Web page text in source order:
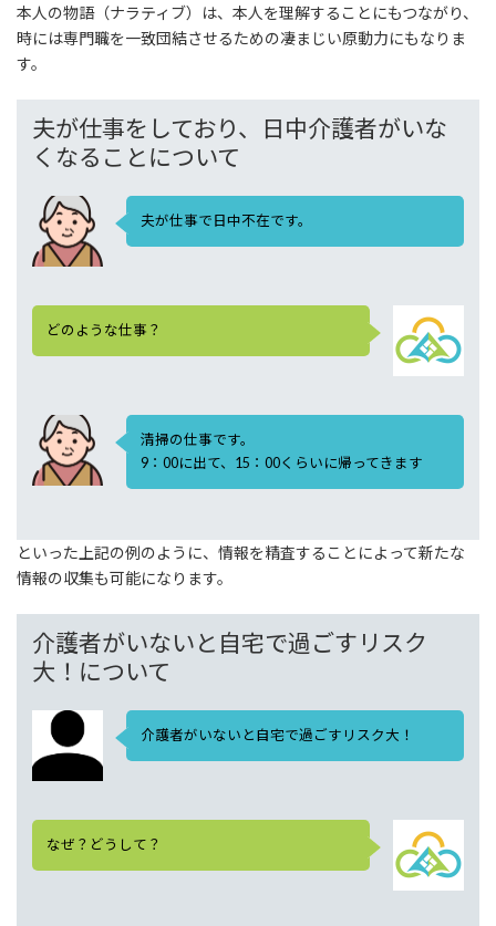
本人の物語（ナラティブ）は、本人を理解することにもつながり、
時には専門職を一致団結させるための凄まじい原動力にもなりま
す。
夫が仕事をしており、日中介護者がいな
くなることについて
夫が仕事で日中不在です。
どのような仕事？
清掃の仕事です。
9：00に出て、15：00くらいに帰ってきます
といった上記の例のように、情報を精査することによって新たな
情報の収集も可能になります。
介護者がいないと自宅で過ごすリスク
大！について
介護者がいないと自宅で過ごすリスク大！
なぜ？どうして？